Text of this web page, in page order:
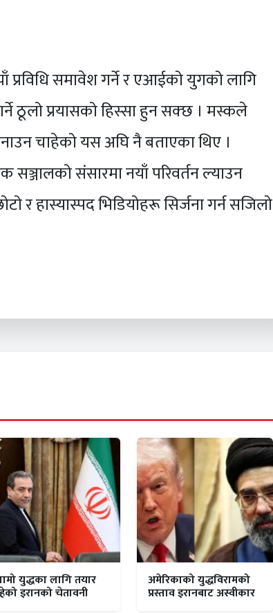
प्रविधि समावेश गर्ने र एआईको युगको लागि
ठूलो प्रयासको हिस्सा हुन सक्छ । मस्कले
चाहेको यस अघि नै बताएका थिए ।
संसारमा नयाँ परिवर्तन ल्याउन
र हास्यास्पद भिडियोहरू सिर्जना गर्न सजिलो
युद्धका लागि तयार
इरानको चेतावनी
अमेरिकाको युद्धविरामको
प्रस्ताव इरानबाट अस्वीकार